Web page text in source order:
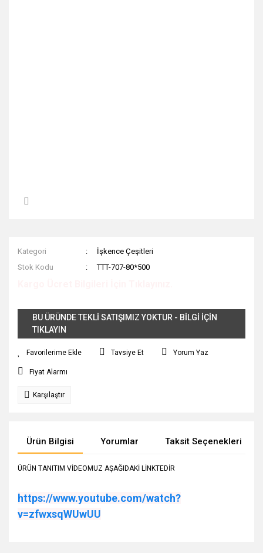
Kategori
İşkence Çeşitleri
Stok Kodu
TTT-707-80*500
BU ÜRÜNDE TEKLİ SATIŞIMIZ YOKTUR - BİLGİ İÇİN
TIKLAYIN
Tavsiye Et Yorum Yaz
Fiyat Alarmı
Karşılaştır
Ürün Bilgisi Yorumlar Taksit Seçenekleri
ÜRÜN TANITIM VİDEOMUZ AŞAĞIDAKİ LİNKTEDİR
https://www.youtube.com/watch?
v=zfwxsqWUwUU